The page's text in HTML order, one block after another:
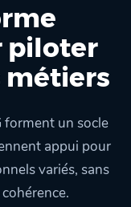
piloter
métiers
forment un socle
appui pour
variés, sans